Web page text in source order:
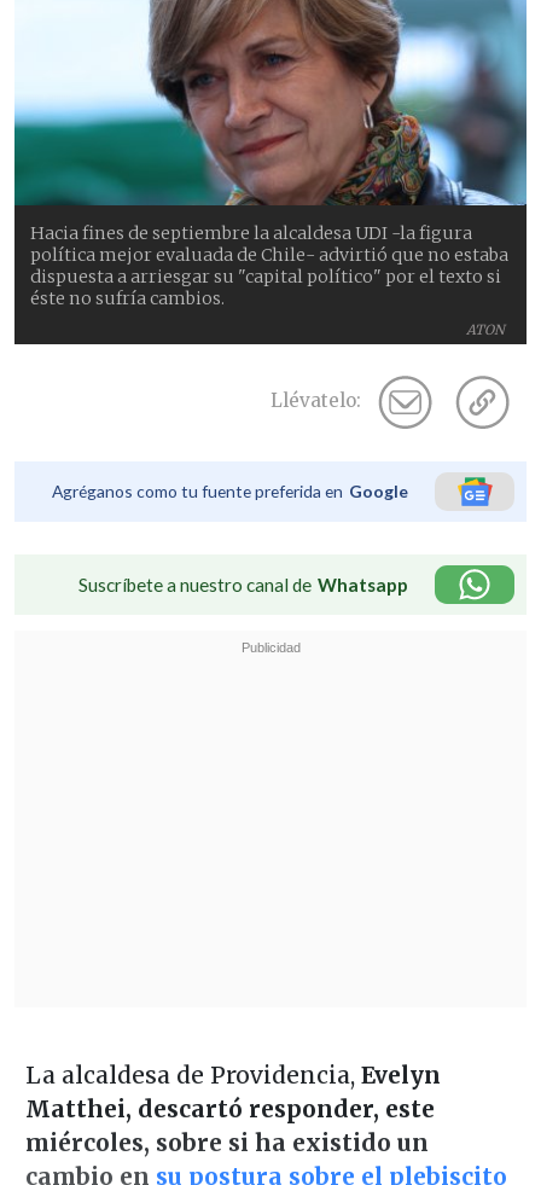
ATON
Hacia fines de septiembre la alcaldesa UDI -la figura
política mejor evaluada de Chile- advirtió que no estaba
dispuesta a arriesgar su "capital político" por el texto si
éste no sufría cambios.
Llévatelo:
Agréganos como tu fuente preferida en Google
Suscríbete a nuestro canal de Whatsapp
La alcaldesa de Providencia, Evelyn
Matthei, descartó responder, este
miércoles, sobre si ha existido un
cambio en su postura sobre el plebiscito